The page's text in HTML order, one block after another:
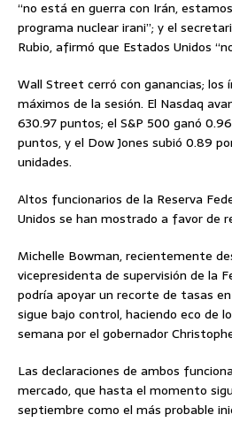
“no está en guerra con Irán,
programa nuclear irani”; y el
Rubio, afirmó que Estados Unidos
Wall Street cerró con ganancias; los
máximos de la sesión. El Nasdaq
630.97 puntos; el S&P 500 ganó
puntos, y el Dow Jones subió 0.89
unidades.
Altos funcionarios de la Reserva
Unidos se han mostrado a favor de
Michelle Bowman, recientemente
vicepresidenta de supervisión de la
podría apoyar un recorte de tasas
sigue bajo control, haciendo eco de
semana por el gobernador
Las declaraciones de ambos
mercado, que hasta el momento
septiembre como el más probable